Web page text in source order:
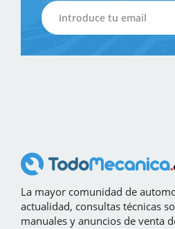
La mayor comunidad de
actualidad, consultas técnicas
manuales y anuncios de venta